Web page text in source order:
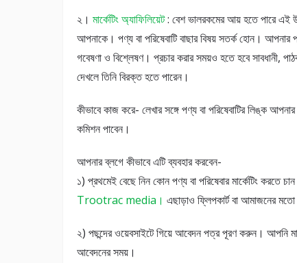
২। মার্কেটিং অ্যাফিলিয়েট: বেশ ভালরকমের আয় হতে পারে এই
আপনাকে। পণ্য বা পরিষেবাটি বাছার বিষয় সতর্ক হোন।
গবেষণা ও বিশ্লেষণ। প্রচার করার সময়ও হতে হবে সাবধানী,
দেখলে তিনি বিরক্ত হতে পারেন।
কীভাবে কাজ করে- লেখার সঙ্গে পণ্য বা পরিষেবাটির লিঙ্ক
কমিশন পাবেন।
আপনার ব্লগে কীভাবে এটি ব্যবহার করবেন-
১) প্রথমেই বেছে নিন কোন পণ্য বা পরিষেবার মার্কেটিং করতে
Trootrac media। এছাড়াও ফ্লিপকার্ট বা আমাজনের মতো
২) পছন্দের ওয়েবসাইটে গিয়ে আবেদন পত্র পূরণ করুন। আপনি
আবেদনের সময়।